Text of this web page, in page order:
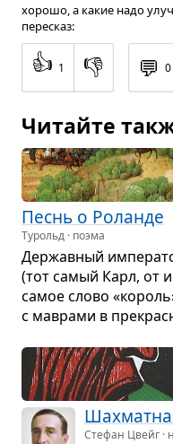
хорошо, а какие надо
пересказ:
👍 1 👎 💬 0
Читайте
Песнь о Роланде
Турольд · поэма
Дер­жав­ный
(тот самый Карл, от
самое слово
с мав­рами в
Стефан Цвейг ·